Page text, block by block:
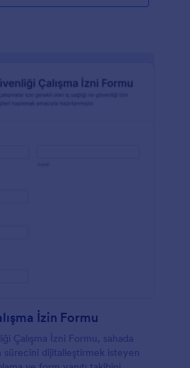
İzin Formu
Çalışma İzni Formu, sahada
sürecini dijitalleştirmek isteyen